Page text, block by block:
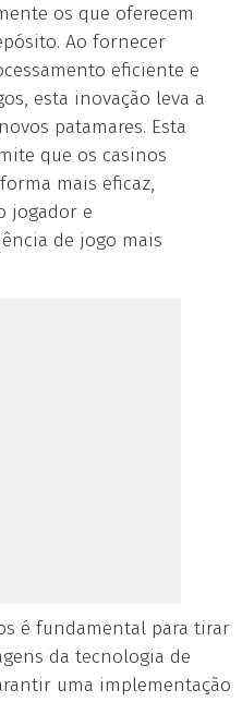
os que oferecem
Ao fornecer
eficiente e
esta inovação leva a
patamares. Esta
que os casinos
mais eficaz,
jogador e
de jogo mais
é fundamental para tirar
da tecnologia de
uma implementação